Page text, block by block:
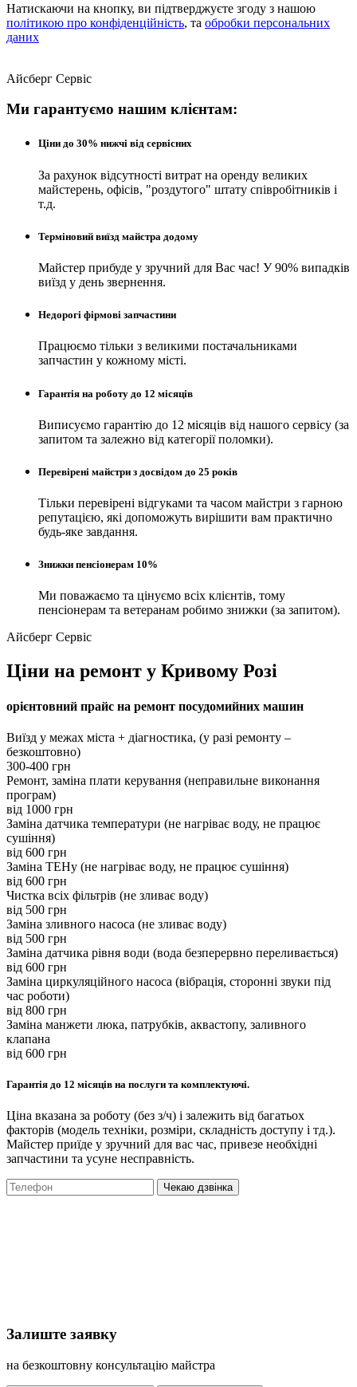
Натискаючи на кнопку, ви підтверджуєте згоду з нашою
політикою про конфіденційність, та обробки персональних
даних
Айсберг Сервіс
Ми гарантуємо нашим клієнтам:
Ціни до 30% нижчі від сервісних
За рахунок відсутності витрат на оренду великих
майстерень, офісів, "роздутого" штату співробітників і
т.д.
Терміновий виїзд майстра додому
Майстер прибуде у зручний для Вас час! У 90% випадків
виїзд у день звернення.
Недорогі фірмові запчастини
Працюємо тільки з великими постачальниками
запчастин у кожному місті.
Гарантія на роботу до 12 місяців
Виписуємо гарантію до 12 місяців від нашого сервісу (за
запитом та залежно від категорії поломки).
Перевірені майстри з досвідом до 25 років
Тільки перевірені відгуками та часом майстри з гарною
репутацією, які допоможуть вирішити вам практично
будь-яке завдання.
Знижки пенсіонерам 10%
Ми поважаємо та цінуємо всіх клієнтів, тому
пенсіонерам та ветеранам робимо знижки (за запитом).
Айсберг Сервіс
Ціни на ремонт у Кривому Розі
орієнтовний прайс на ремонт посудомийних машин
Виїзд у межах міста + діагностика, (у разі ремонту –
безкоштовно)
300-400 грн
Ремонт, заміна плати керування (неправильне виконання
програм)
вiд 1000 грн
Заміна датчика температури (не нагріває воду, не працює
сушіння)
вiд 600 грн
Заміна ТЕНу (не нагріває воду, не працює сушіння)
вiд 600 грн
Чистка всіх фільтрів (не зливає воду)
вiд 500 грн
Заміна зливного насоса (не зливає воду)
вiд 500 грн
Заміна датчика рівня води (вода безперервно переливається)
вiд 600 грн
Заміна циркуляційного насоса (вібрація, сторонні звуки під
час роботи)
вiд 800 грн
Заміна манжети люка, патрубків, аквастопу, заливного
клапана
вiд 600 грн
Гарантія до 12 місяців на послуги та комплектуючі.
Ціна вказана за роботу (без з/ч) і залежить від багатьох
факторів (модель техніки, розміри, складність доступу і тд.).
Майстер приїде у зручний для вас час, привезе необхідні
запчастини та усуне несправність.
Чекаю дзвінка
Залиште заявку
на безкоштовну консультацію майстра